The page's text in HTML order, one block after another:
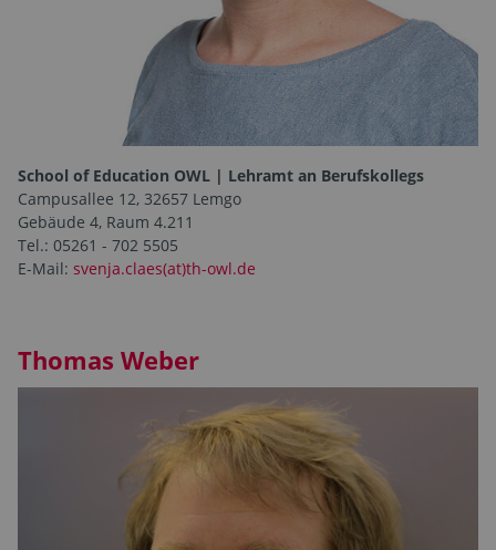
School of Education OWL | Lehramt an Berufskollegs
Campusallee 12, 32657 Lemgo
Gebäude 4, Raum 4.211
Tel.: 05261 - 702 5505
E-Mail: svenja.claes(at)th-owl.de
Thomas Weber